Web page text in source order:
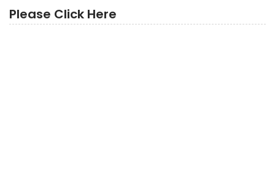
Please Click Here